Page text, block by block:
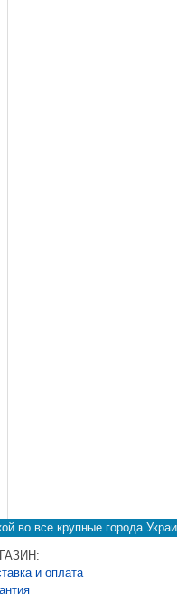
во все крупные города
и оплата